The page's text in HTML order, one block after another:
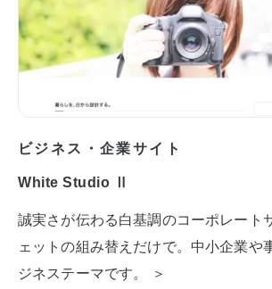
ビジネス・企業サイト
White Studio Ⅱ
誠実さが伝わる白基調のコーポレート
ェットの組み替えだけで。中小企業や
ジネステーマです。 ＞